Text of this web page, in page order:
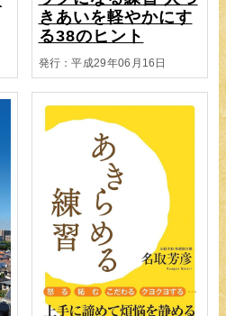
きあいを軽やかにす
る38のヒント
発行：平成29年06月16日